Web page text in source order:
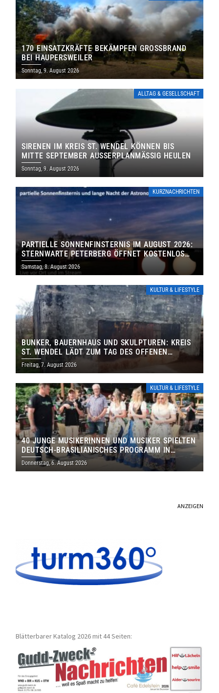
170 EINSATZKRÄFTE BEKÄMPFEN GROSSBRAND B
EI HAUPERSWEILER
Sonntag, 9. August 2026
ALLTAG & GESELLSCHAFT
SIRENEN IM KREIS ST. WENDEL KÖNNEN BIS
MITTE SEPTEMBER AUSSERPLANMÄSSIG HEULEN
Sonntag, 9. August 2026
KURZNACHRICHTEN
PARTIELLE SONNENFINSTERNIS IM AUGUST 2026:
STERNWARTE PETERBERG ÖFFNET KOSTENLOS
IHRE TORE
Samstag, 8. August 2026
KULTUR & LIFESTYLE
BUNKER, BAUERNHAUS UND SKULPTUREN: KREIS
ST. WENDEL LÄDT ZUM TAG DES OFFENEN
DENKMALS EIN
Freitag, 7. August 2026
KULTUR & LIFESTYLE
40 JUNGE MUSIKERINNEN UND MUSIKER SPIELTEN
DEUTSCH-BRASILIANISCHES PROGRAMM IN
THOLEY
Donnerstag, 6. August 2026
ANZEIGEN
Blätterbarer Katalog 2026 mit 44 Seiten: